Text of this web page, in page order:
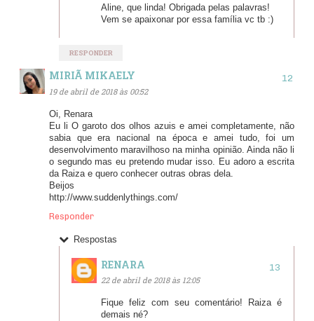
Aline, que linda! Obrigada pelas palavras!
Vem se apaixonar por essa família vc tb :)
RESPONDER
MIRIÃ MIKAELY
19 de abril de 2018 às 00:52
Oi, Renara
Eu li O garoto dos olhos azuis e amei completamente, não
sabia que era nacional na época e amei tudo, foi um
desenvolvimento maravilhoso na minha opinião. Ainda não li
o segundo mas eu pretendo mudar isso. Eu adoro a escrita
da Raiza e quero conhecer outras obras dela.
Beijos
http://www.suddenlythings.com/
Responder
Respostas
RENARA
22 de abril de 2018 às 12:05
Fique feliz com seu comentário! Raiza é
demais né?